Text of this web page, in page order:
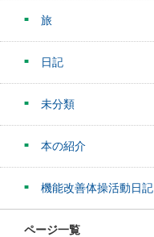
旅
日記
未分類
本の紹介
機能改善体操活動日記
ページ一覧